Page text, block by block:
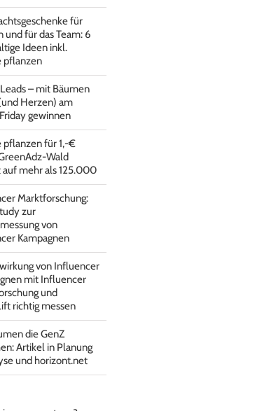
für
und für das Team: 6
Ideen inkl.
pflanzen
– mit Bäumen
Herzen) am
gewinnen
pflanzen für 1,-€
Wald
auf mehr als 125.000
Marktforschung:
zur
von
Kampagnen
von Influencer
mit Influencer
und
richtig messen
die GenZ
Artikel in Planung
und horizont.net